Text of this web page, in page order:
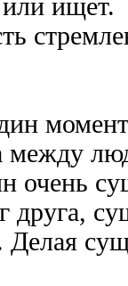
ищет.
очень
Делая